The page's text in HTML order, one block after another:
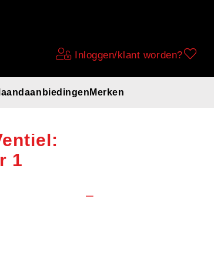
Inloggen/klant worden?
Merken
1